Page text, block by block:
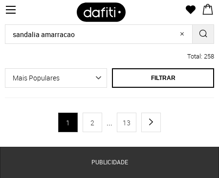
Total: 258
FILTRAR
1 2 ... 13
PUBLICIDADE